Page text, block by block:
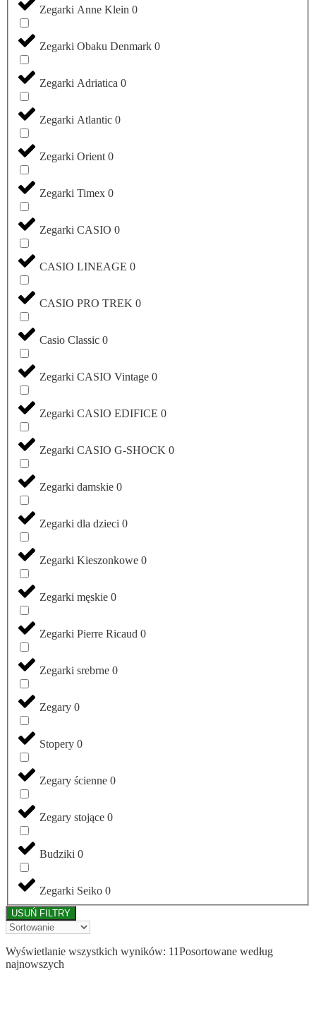
Zegarki Anne Klein 0
Zegarki Obaku Denmark 0
Zegarki Adriatica 0
Zegarki Atlantic 0
Zegarki Orient 0
Zegarki Timex 0
Zegarki CASIO 0
CASIO LINEAGE 0
CASIO PRO TREK 0
Casio Classic 0
Zegarki CASIO Vintage 0
Zegarki CASIO EDIFICE 0
Zegarki CASIO G-SHOCK 0
Zegarki damskie 0
Zegarki dla dzieci 0
Zegarki Kieszonkowe 0
Zegarki męskie 0
Zegarki Pierre Ricaud 0
Zegarki srebrne 0
Zegary 0
Stopery 0
Zegary ścienne 0
Zegary stojące 0
Budziki 0
Zegarki Seiko 0
USUŃ FILTRY
Wyświetlanie wszystkich wyników: 11Posortowane według
najnowszych